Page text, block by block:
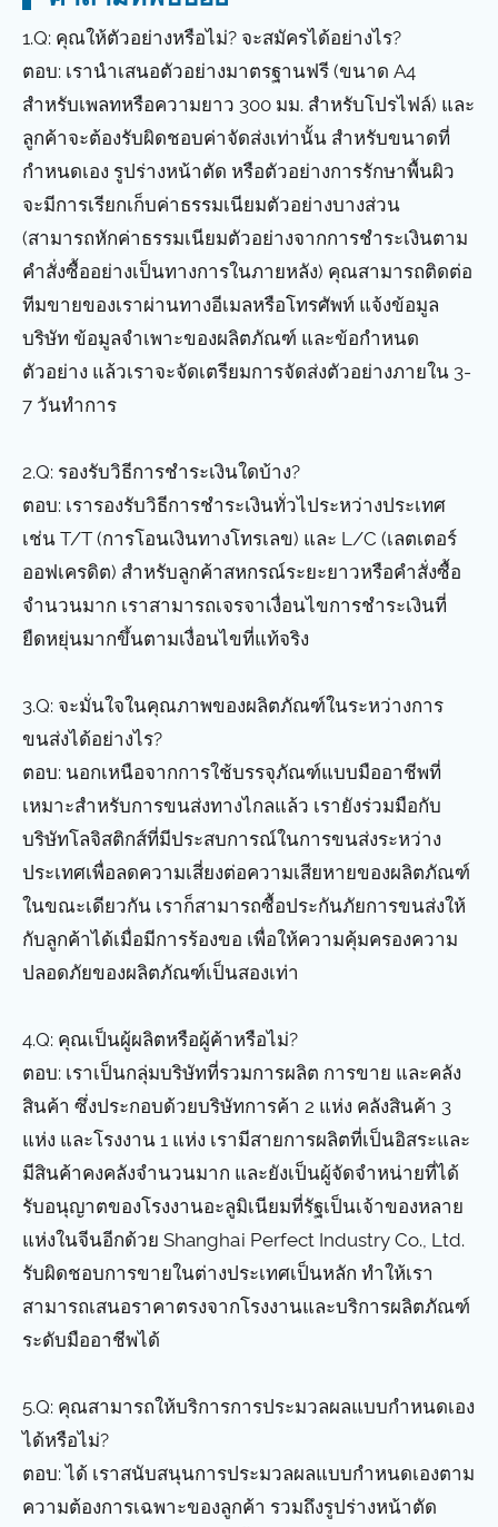
1.Q: คุณให้ตัวอย่างหรือไม่? จะสมัครได้อย่างไร?
ตอบ: เรานำเสนอตัวอย่างมาตรฐานฟรี (ขนาด A4
สำหรับเพลทหรือความยาว 300 มม. สำหรับโปรไฟล์) และ
ลูกค้าจะต้องรับผิดชอบค่าจัดส่งเท่านั้น สำหรับขนาดที่
กำหนดเอง รูปร่างหน้าตัด หรือตัวอย่างการรักษาพื้นผิว
จะมีการเรียกเก็บค่าธรรมเนียมตัวอย่างบางส่วน
(สามารถหักค่าธรรมเนียมตัวอย่างจากการชำระเงินตาม
คำสั่งซื้ออย่างเป็นทางการในภายหลัง) คุณสามารถติดต่อ
ทีมขายของเราผ่านทางอีเมลหรือโทรศัพท์ แจ้งข้อมูล
บริษัท ข้อมูลจำเพาะของผลิตภัณฑ์ และข้อกำหนด
ตัวอย่าง แล้วเราจะจัดเตรียมการจัดส่งตัวอย่างภายใน 3-
7 วันทำการ
2.Q: รองรับวิธีการชำระเงินใดบ้าง?
ตอบ: เรารองรับวิธีการชำระเงินทั่วไประหว่างประเทศ
เช่น T/T (การโอนเงินทางโทรเลข) และ L/C (เลตเตอร์
ออฟเครดิต) สำหรับลูกค้าสหกรณ์ระยะยาวหรือคำสั่งซื้อ
จำนวนมาก เราสามารถเจรจาเงื่อนไขการชำระเงินที่
ยืดหยุ่นมากขึ้นตามเงื่อนไขที่แท้จริง
3.Q: จะมั่นใจในคุณภาพของผลิตภัณฑ์ในระหว่างการ
ขนส่งได้อย่างไร?
ตอบ: นอกเหนือจากการใช้บรรจุภัณฑ์แบบมืออาชีพที่
เหมาะสำหรับการขนส่งทางไกลแล้ว เรายังร่วมมือกับ
บริษัทโลจิสติกส์ที่มีประสบการณ์ในการขนส่งระหว่าง
ประเทศเพื่อลดความเสี่ยงต่อความเสียหายของผลิตภัณฑ์
ในขณะเดียวกัน เราก็สามารถซื้อประกันภัยการขนส่งให้
กับลูกค้าได้เมื่อมีการร้องขอ เพื่อให้ความคุ้มครองความ
ปลอดภัยของผลิตภัณฑ์เป็นสองเท่า
4.Q: คุณเป็นผู้ผลิตหรือผู้ค้าหรือไม่?
ตอบ: เราเป็นกลุ่มบริษัทที่รวมการผลิต การขาย และคลัง
สินค้า ซึ่งประกอบด้วยบริษัทการค้า 2 แห่ง คลังสินค้า 3
แห่ง และโรงงาน 1 แห่ง เรามีสายการผลิตที่เป็นอิสระและ
มีสินค้าคงคลังจำนวนมาก และยังเป็นผู้จัดจำหน่ายที่ได้
รับอนุญาตของโรงงานอะลูมิเนียมที่รัฐเป็นเจ้าของหลาย
แห่งในจีนอีกด้วย Shanghai Perfect Industry Co., Ltd.
รับผิดชอบการขายในต่างประเทศเป็นหลัก ทำให้เรา
สามารถเสนอราคาตรงจากโรงงานและบริการผลิตภัณฑ์
ระดับมืออาชีพได้
5.Q: คุณสามารถให้บริการการประมวลผลแบบกำหนดเอง
ได้หรือไม่?
ตอบ: ได้ เราสนับสนุนการประมวลผลแบบกำหนดเองตาม
ความต้องการเฉพาะของลูกค้า รวมถึงรูปร่างหน้าตัด